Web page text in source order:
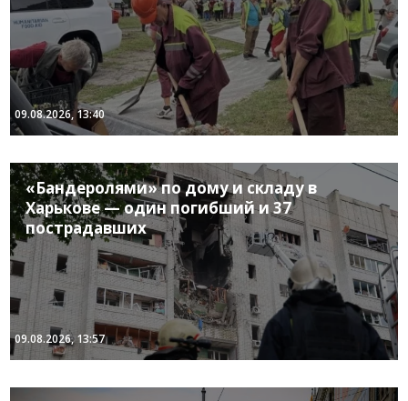
09.08.2026, 13:40
«Бандеролями» по дому и складу в
Харькове — один погибший и 37
пострадавших
09.08.2026, 13:57